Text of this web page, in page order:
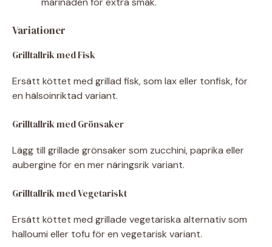
Variationer
Grilltallrik med Fisk
Ersätt köttet med grillad fisk, som lax eller tonfisk, för
en hälsoinriktad variant.
Grilltallrik med Grönsaker
Lägg till grillade grönsaker som zucchini, paprika eller
aubergine för en mer näringsrik variant.
Grilltallrik med Vegetariskt
Ersätt köttet med grillade vegetariska alternativ som
halloumi eller tofu för en vegetarisk variant.